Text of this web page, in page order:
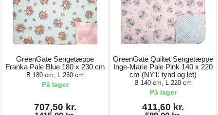
GreenGate Sengetæppe
Franka Pale Blue 180 x 230 cm
B 180 cm, L 230 cm
På lager
707,50 kr.
GreenGate Quiltet Sengetæppe
Inge-Marie Pale Pink 140 x 220
cm (NYT: tynd og let)
B 140 cm, L 220 cm
På lager
411,60 kr.